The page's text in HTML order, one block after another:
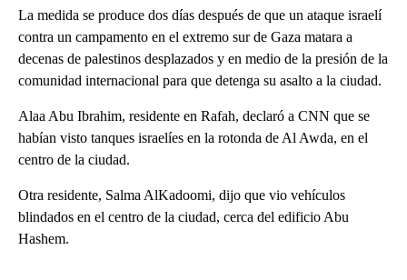
La medida se produce dos días después de que un ataque israelí
contra un campamento en el extremo sur de Gaza matara a
decenas de palestinos desplazados y en medio de la presión de la
comunidad internacional para que detenga su asalto a la ciudad.
Alaa Abu Ibrahim, residente en Rafah, declaró a CNN que se
habían visto tanques israelíes en la rotonda de Al Awda, en el
centro de la ciudad.
Otra residente, Salma AlKadoomi, dijo que vio vehículos
blindados en el centro de la ciudad, cerca del edificio Abu
Hashem.